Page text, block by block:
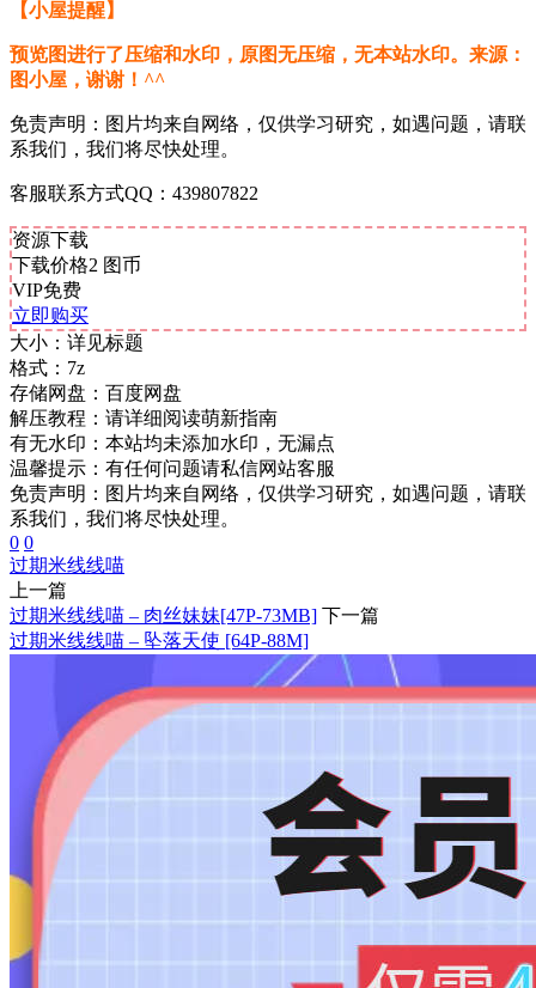
【小屋提醒】
预览图进行了压缩和水印，原图无压缩，无本站水印。来源：
图小屋，谢谢！^^
免责声明：图片均来自网络，仅供学习研究，如遇问题，请联
系我们，我们将尽快处理。
客服联系方式QQ：439807822
资源下载
下载价格2 图币
VIP免费
立即购买
大小： 详见标题
格式： 7z
存储网盘： 百度网盘
解压教程： 请详细阅读萌新指南
有无水印： 本站均未添加水印，无漏点
温馨提示： 有任何问题请私信网站客服
免责声明：图片均来自网络，仅供学习研究，如遇问题，请联
系我们，我们将尽快处理。
0 0
过期米线线喵
上一篇
过期米线线喵 – 肉丝妹妹[47P-73MB] 下一篇
过期米线线喵 – 坠落天使 [64P-88M]